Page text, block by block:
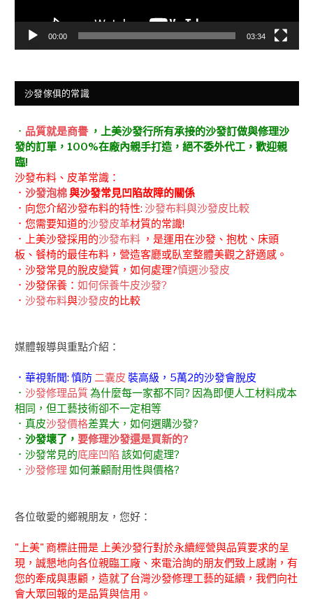
00:00 03:34
沙發傢俱的常識
． 品質就是商譽 ，上美沙發行所有承接的沙發訂做與修理沙
發的訂單，100%在廠內親手打造，絕不委外代工，歡迎親
臨!
沙發布料、皮革常識：
． 沙發泡棉與沙發常見凹陷故障的關係
．向您介紹沙發布料的特性: 沙發布料與沙發皮比較
．您需要知道的沙發皮革材質的常識!
．上美沙發採用的沙發布料 ，是運用在沙發、抱枕、床頭
板、餐椅的最佳布料，營造客廳或臥室整體美觀之舒適感。
．沙發常見的脫皮變質，如何處理?慎選沙發皮
．沙發保養： 如何保養牛皮沙發?
． 沙發布料與沙發皮的比較
媒體報導與重點介紹：
．華視新聞: 慎防 二囊皮 裝高級，5萬2的沙發會脫皮
． 沙發修理品質為什麼每一家都不同? 因為即便人工材料成本
相同，但工藝技術卻不一定相等
．真皮沙發價格差異大，如何選購沙發?
． 沙發壞了， 要修理沙發還是買新的?
．沙發常見的底座凹陷 該如何處理?
． 沙發修理 如何兼顧耐用性與價格?
各位敬愛的鄉親朋友，您好：
"上美" 商標註冊是 上美沙發行對於永續經營與品質要求的呈
現，誠懇地向各位親臨工廠、來電洽詢的朋友們致上感謝，有
您的牽成與惠顧，造就了台灣沙發修理工藝的延續，我們向社
會大眾回報的是品質與信用。